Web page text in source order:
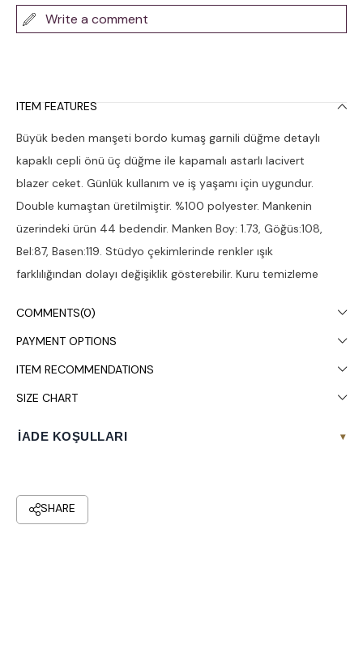
Write a comment
ITEM FEATURES
Büyük beden manşeti bordo kumaş garnili düğme detaylı
kapaklı cepli önü üç düğme ile kapamalı astarlı lacivert
blazer ceket. Günlük kullanım ve iş yaşamı için uygundur.
Double kumaştan üretilmiştir. %100 polyester. Mankenin
üzerindeki ürün 44 bedendir. Manken Boy: 1.73, Göğüs:108,
Bel:87, Basen:119. Stüdyo çekimlerinde renkler ışık
farklılığından dolayı değişiklik gösterebilir. Kuru temizleme
COMMENTS(0)
PAYMENT OPTIONS
ITEM RECOMMENDATIONS
SIZE CHART
İADE KOŞULLARI ▾